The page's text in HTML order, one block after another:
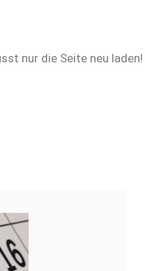
nur die Seite neu laden!